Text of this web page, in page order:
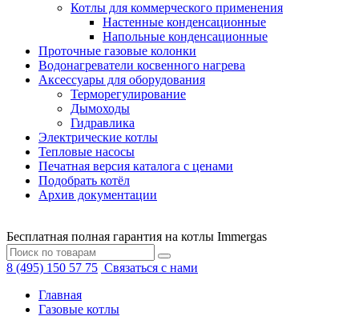
Котлы для коммерческого применения
Настенные конденсационные
Напольные конденсационные
Проточные газовые колонки
Водонагреватели косвенного нагрева
Аксессуары для оборудования
Терморегулирование
Дымоходы
Гидравлика
Электрические котлы
Тепловые насосы
Печатная версия каталога с ценами
Подобрать котёл
Архив документации
Бесплатная полная гарантия на котлы Immergas
8 (495) 150 57 75 Связаться с нами
Главная
Газовые котлы